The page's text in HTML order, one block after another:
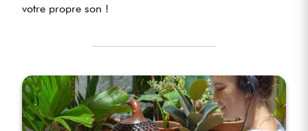
votre propre son !